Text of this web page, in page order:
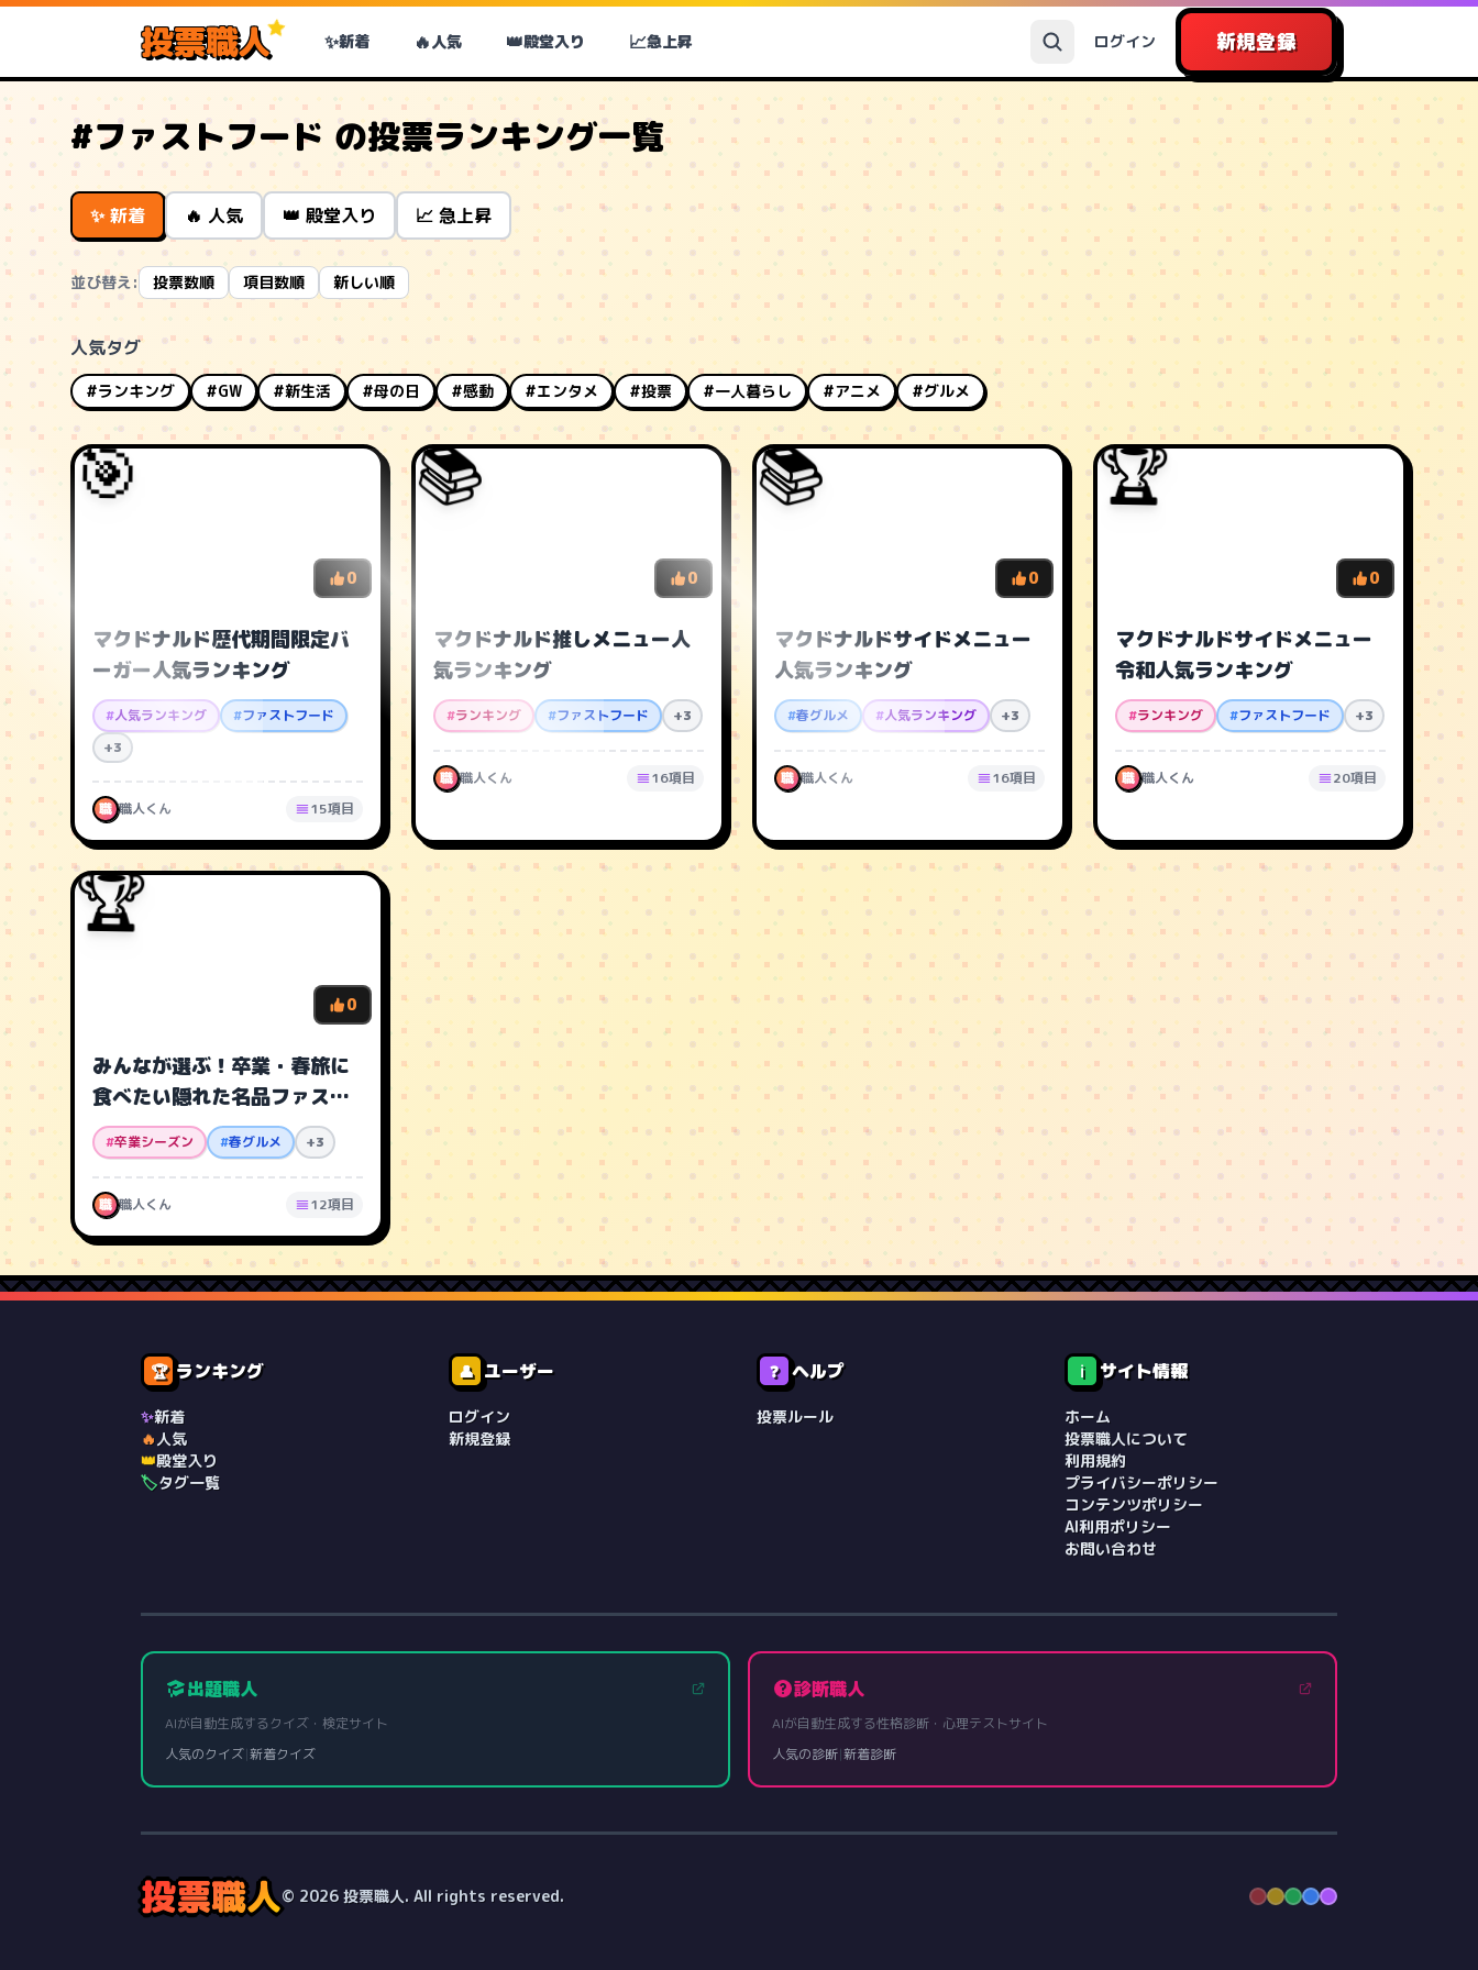
投票職人 ✨新着 🔥人気 👑殿堂入り 📈急上昇 ログイン 新規登録
#ファストフード の投票ランキング一覧
✨ 新着 🔥 人気 👑 殿堂入り 📈 急上昇
並び替え: 投票数順 項目数順 新しい順
人気タグ
#ランキング #GW #新生活 #母の日 #感動 #エンタメ #投票 #一人暮らし #アニメ #グルメ
🎯
0
マクドナルド歴代期間限定バ
ーガー人気ランキング
#人気ランキング #ファストフード
+3
職 職人くん 15項目
📚
0
マクドナルド推しメニュー人
気ランキング
#ランキング #ファストフード +3
職 職人くん 16項目
📚
0
マクドナルドサイドメニュー
人気ランキング
#春グルメ #人気ランキング +3
職 職人くん 16項目
🏆
0
マクドナルドサイドメニュー
令和人気ランキング
#ランキング #ファストフード +3
職 職人くん 20項目
🏆
0
みんなが選ぶ！卒業・春旅に
食べたい隠れた名品ファスト
フード10選
#卒業シーズン #春グルメ +3
職 職人くん 12項目
🏆 ランキング
✨新着
🔥人気
👑殿堂入り
🏷️タグ一覧
👤 ユーザー
ログイン
新規登録
❓ ヘルプ
投票ルール
ℹ️ サイト情報
ホーム
投票職人について
利用規約
プライバシーポリシー
コンテンツポリシー
AI利用ポリシー
お問い合わせ
出題職人
AIが自動生成するクイズ・検定サイト
人気のクイズ|新着クイズ
診断職人
AIが自動生成する性格診断・心理テストサイト
人気の診断|新着診断
投票職人© 2026 投票職人. All rights reserved.